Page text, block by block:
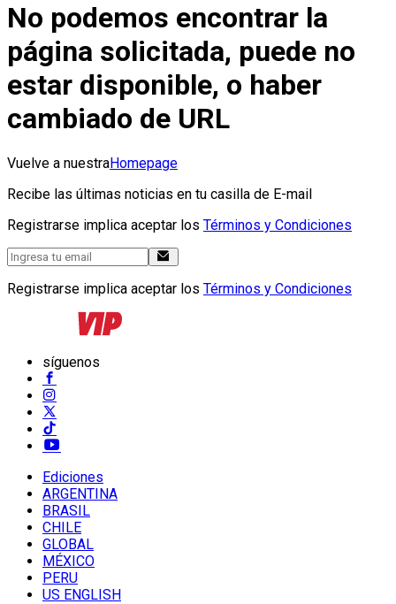
No podemos encontrar la
página solicitada, puede no
estar disponible, o haber
cambiado de URL
Vuelve a nuestraHomepage
Recibe las últimas noticias en tu casilla de E-mail
Registrarse implica aceptar los Términos y Condiciones
Registrarse implica aceptar los Términos y Condiciones
síguenos
Ediciones
ARGENTINA
BRASIL
CHILE
GLOBAL
MÉXICO
PERU
US ENGLISH